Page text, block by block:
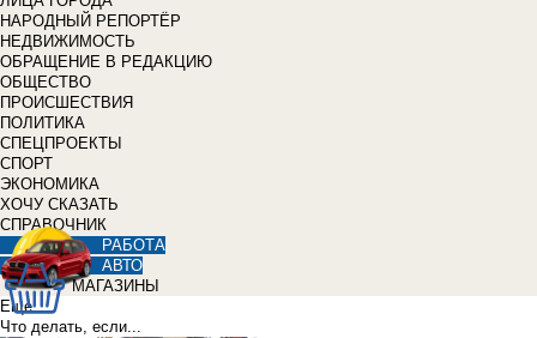
НАРОДНЫЙ РЕПОРТЁР
НЕДВИЖИМОСТЬ
ОБРАЩЕНИЕ В РЕДАКЦИЮ
ОБЩЕСТВО
ПРОИСШЕСТВИЯ
ПОЛИТИКА
СПЕЦПРОЕКТЫ
СПОРТ
ЭКОНОМИКА
ХОЧУ СКАЗАТЬ
СПРАВОЧНИК
РАБОТА
АВТО
МАГАЗИНЫ
Еще
Что делать, если...